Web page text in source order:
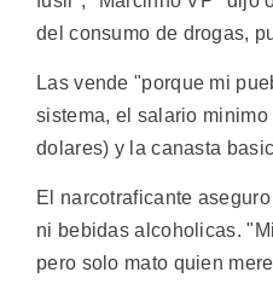
del consumo de drogas,
Las vende "porque mi
sistema, el salario
dolares) y la canasta
El narcotraficante
ni bebidas alcoholicas.
pero solo mato quien